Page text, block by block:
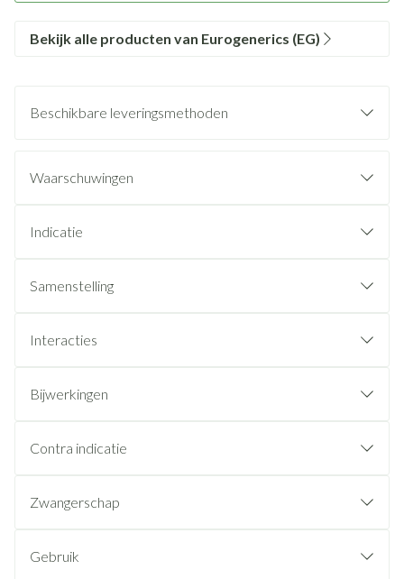
Bekijk alle producten van Eurogenerics (EG)
Beschikbare leveringsmethoden
Waarschuwingen
Indicatie
Samenstelling
Interacties
Bijwerkingen
Contra indicatie
Zwangerschap
Gebruik